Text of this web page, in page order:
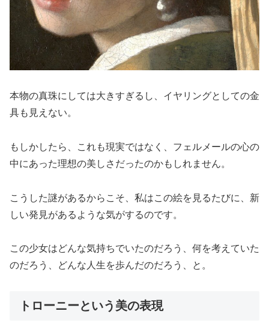
本物の真珠にしては大きすぎるし、イヤリングとしての金
具も見えない。
もしかしたら、これも現実ではなく、フェルメールの心の
中にあった理想の美しさだったのかもしれません。
こうした謎があるからこそ、私はこの絵を見るたびに、新
しい発見があるような気がするのです。
この少女はどんな気持ちでいたのだろう、何を考えていた
のだろう、どんな人生を歩んだのだろう、と。
トローニーという美の表現